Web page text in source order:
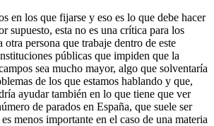
en los que fijarse y eso es lo que debe hacer
supuesto, esta no es una crítica para los
otra persona que trabaje dentro de este
públicas que impiden que la
sea mucho mayor, algo que solventaría
de los que estamos hablando y que,
ayudar también en lo que tiene que ver
de parados en España, que suele ser
menos importante en el caso de una materia